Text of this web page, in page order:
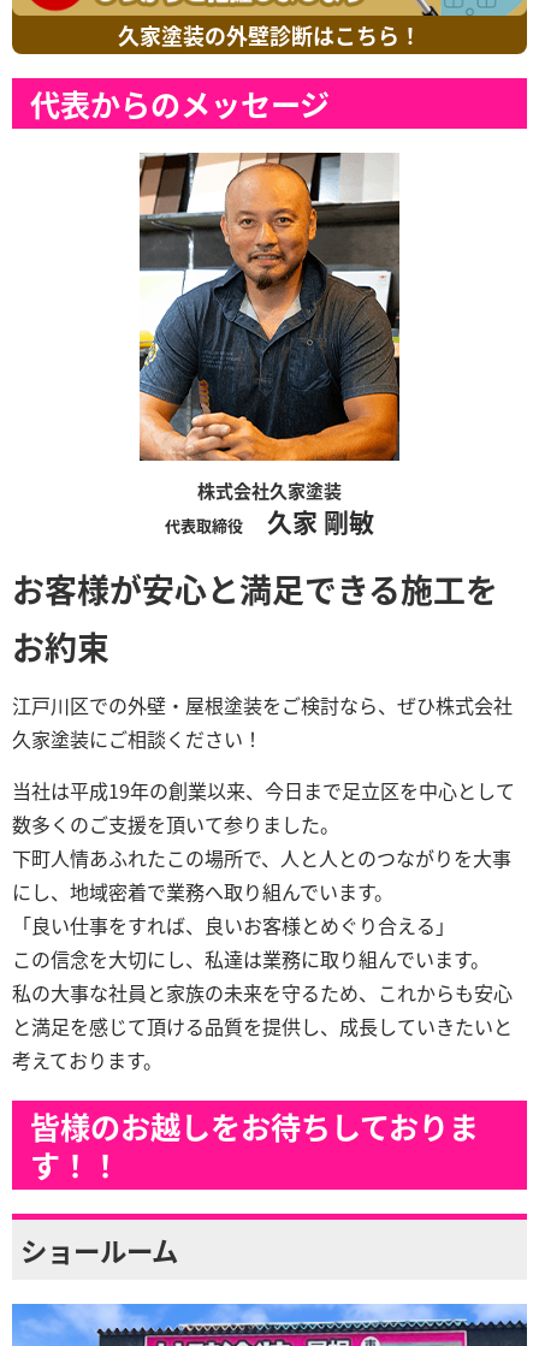
久家塗装の外壁診断はこちら！
代表からのメッセージ
株式会社久家塗装
代表取締役 久家 剛敏
お客様が安心と満足できる施工を
お約束
江戸川区での外壁・屋根塗装をご検討なら、ぜひ株式会社
久家塗装にご相談ください！
当社は平成19年の創業以来、今日まで足立区を中心として
数多くのご支援を頂いて参りました。
下町人情あふれたこの場所で、人と人とのつながりを大事
にし、地域密着で業務へ取り組んでいます。
「良い仕事をすれば、良いお客様とめぐり合える」
この信念を大切にし、私達は業務に取り組んでいます。
私の大事な社員と家族の未来を守るため、これからも安心
と満足を感じて頂ける品質を提供し、成長していきたいと
考えております。
皆様のお越しをお待ちしておりま
す！！
ショールーム